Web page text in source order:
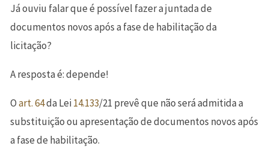
Já ouviu falar que é possível fazer a juntada de
documentos novos após a fase de habilitação da
licitação?
A resposta é: depende!
Oart.64da Lei14.133/21 prevê que não será admitida a
substituição ou apresentação de documentos novos após
a fase de habilitação.